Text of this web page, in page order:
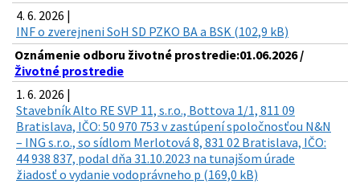
4. 6. 2026 |
INF o zverejneni SoH SD PZKO BA a BSK (102,9 kB)
Oznámenie odboru životné prostredie:01.06.2026 /
Životné prostredie
1. 6. 2026 |
Stavebník Alto RE SVP 11, s.r.o., Bottova 1/1, 811 09
Bratislava, IČO: 50 970 753 v zastúpení spoločnosťou N&N
– ING s.r.o., so sídlom Merlotová 8, 831 02 Bratislava, IČO:
44 938 837, podal dňa 31.10.2023 na tunajšom úrade
žiadosť o vydanie vodoprávneho p (169,0 kB)